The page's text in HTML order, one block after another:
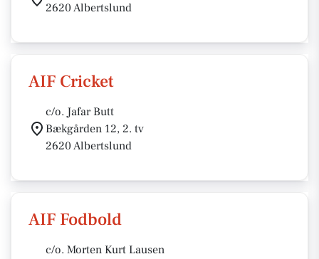
2620 Albertslund
AIF Cricket
c/o. Jafar Butt
Bækgården 12, 2. tv
2620 Albertslund
AIF Fodbold
c/o. Morten Kurt Lausen